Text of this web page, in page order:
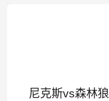
尼克斯vs森林狼